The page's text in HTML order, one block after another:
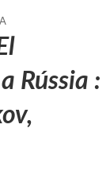
Rússia :